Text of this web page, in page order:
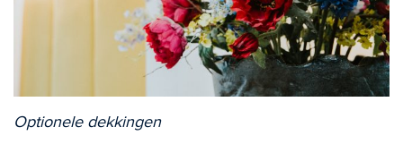
Optionele dekkingen